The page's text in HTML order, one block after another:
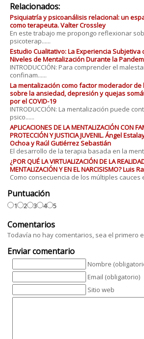
Relacionados:
Psiquiatría y psicoanálisis relacional: un
como terapeuta. Valter Crossley
En este trabajo me propongo reflexionar
psicoterap......
Estudio Cualitativo: La Experiencia
Niveles de Mentalización Durante la
INTRODUCCIÓN: Para comprender el
confinam......
La mentalización como factor moderador
sobre la ansiedad, depresión y quejas
por el COVID-19
INTRODUCCIÓN: La mentalización puede
psico......
APLICACIONES DE LA MENTALIZACIÓN CON
PROTECCIÓN Y JUSTICIA JUVENIL. Ángel
Ochoa y Raúl Gutiérrez Sebastián
El desarrollo de la terapia basada en la
¿POR QUÉ LA VIRTUALIZACIÓN DE LA
MENTALIZACIÓN Y EN EL NARCISISMO? Luis
Como consecuencia de los múltiples cauces
Puntuación
1 2 3 4 5
Comentarios
Todavía no hay comentarios, sea el primero
Enviar comentario
Nombre
Email (obligatorio)
Sitio web